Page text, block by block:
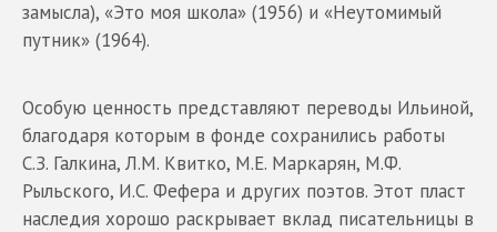
замысла), «Это моя школа» (1956) и «Неутомимый
путник» (1964).
Особую ценность представляют переводы Ильиной,
благодаря которым в фонде сохранились работы
С.З. Галкина, Л.М. Квитко, М.Е. Маркарян, М.Ф.
Рыльского, И.С. Фефера и других поэтов. Этот пласт
наследия хорошо раскрывает вклад писательницы в